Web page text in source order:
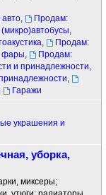
,
Продам:
(микро)автобусы,
,
Продам:
фары,
Продам:
и принадлежности,
,
, Гаражи
украшения и
уборка,
миксеры;